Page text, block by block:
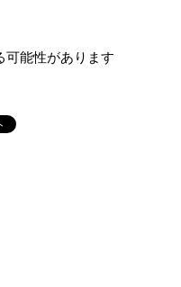
能性があります